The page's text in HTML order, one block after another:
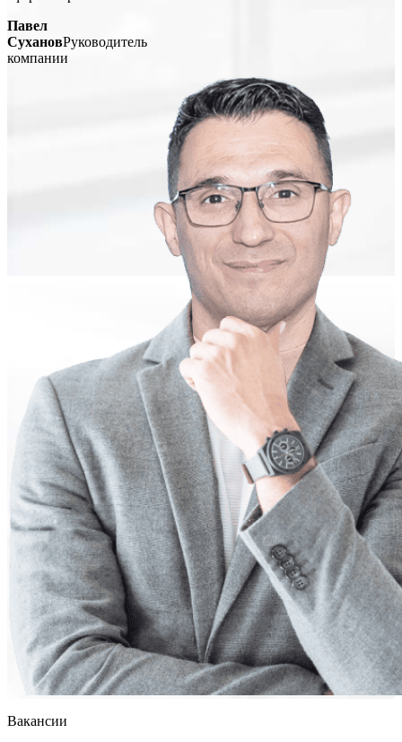
Павел
СухановРуководитель
компании
Вакансии